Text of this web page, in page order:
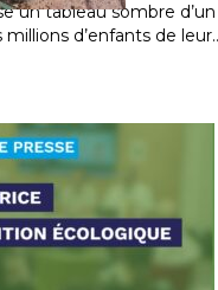
un tableau sombre
d’enfants de